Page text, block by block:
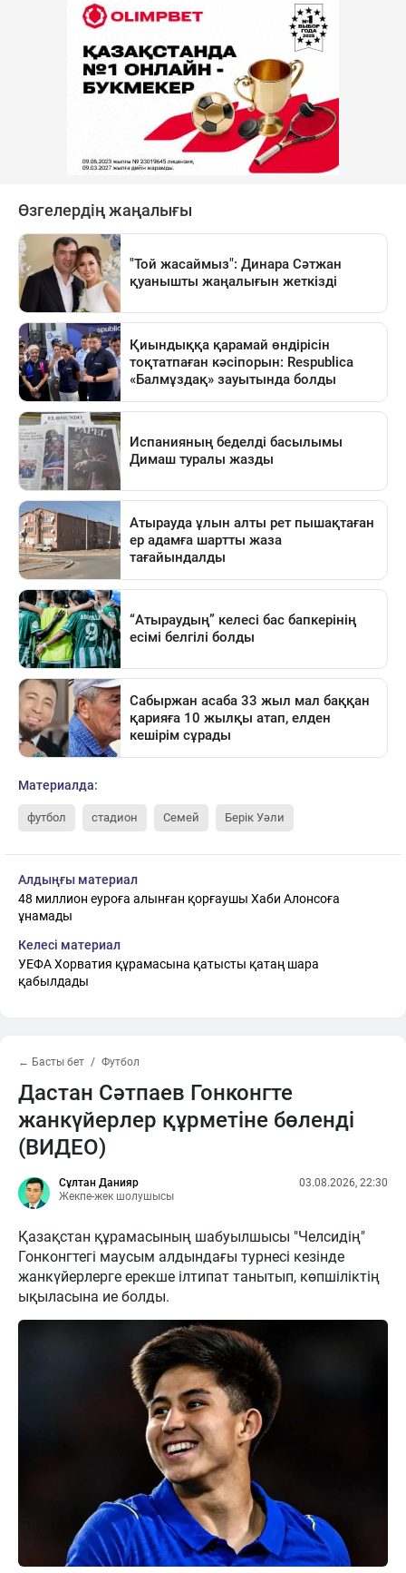
Материалда:
футбол стадион Семей Берік Уәли
Алдыңғы материал
48 миллион еуроға алынған қорғаушы Хаби Алонсоға
ұнамады
Келесі материал
УЕФА Хорватия құрамасына қатысты қатаң шара
қабылдады
← Басты бет Футбол
Дастан Сәтпаев Гонконгте
жанкүйерлер құрметіне бөленді
(ВИДЕО)
Сұлтан Данияр
Жекпе-жек шолушысы
03.08.2026, 22:30
Қазақстан құрамасының шабуылшысы "Челсидің"
Гонконгтегі маусым алдындағы турнесі кезінде
жанкүйерлерге ерекше ілтипат танытып, көпшіліктің
ықыласына ие болды.